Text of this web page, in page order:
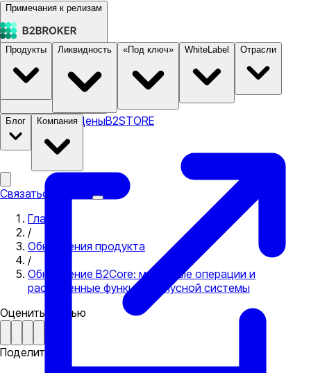
Примечания к релизам
Документация ЦеныB2STORE
Продукты Ликвидность «Под ключ» WhiteLabel Отрасли
Блог Компания
Связаться с нами
Главная
/
Обновления продукта
/
Обновление B2Core: массовые операции и
расширенные функции бонусной системы
Оценить статью
Поделиться